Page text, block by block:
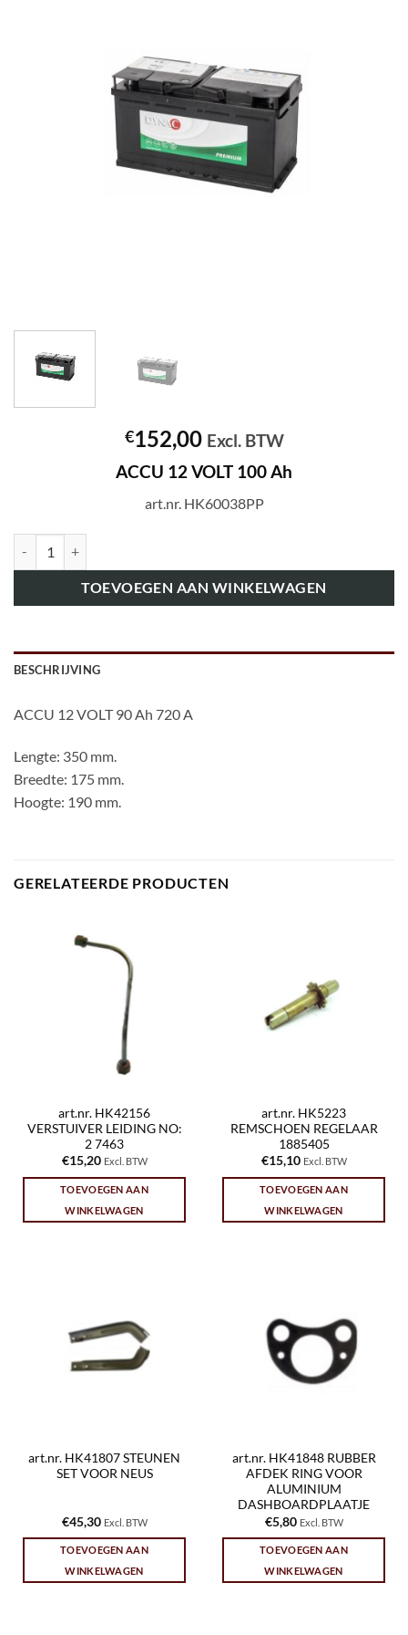
€152,00 Excl. BTW
ACCU 12 VOLT 100 Ah
art.nr. HK60038PP
TOEVOEGEN AAN WINKELWAGEN
BESCHRIJVING
ACCU 12 VOLT 90 Ah 720 A
Lengte: 350 mm.
Breedte: 175 mm.
Hoogte: 190 mm.
GERELATEERDE PRODUCTEN
art.nr. HK42156
VERSTUIVER LEIDING NO:
2 7463
€15,20 Excl. BTW
TOEVOEGEN AAN
WINKELWAGEN
art.nr. HK5223
REMSCHOEN REGELAAR
1885405
€15,10 Excl. BTW
TOEVOEGEN AAN
WINKELWAGEN
art.nr. HK41807 STEUNEN
SET VOOR NEUS
€45,30 Excl. BTW
TOEVOEGEN AAN
WINKELWAGEN
art.nr. HK41848 RUBBER
AFDEK RING VOOR
ALUMINIUM
DASHBOARDPLAATJE
€5,80 Excl. BTW
TOEVOEGEN AAN
WINKELWAGEN